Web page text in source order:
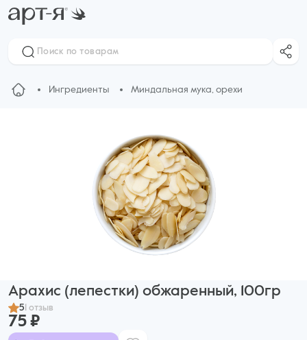
Ингредиенты Миндальная мука, орехи
Арахис (лепестки) обжаренный, 100гр
5 1 отзыв
75 ₽